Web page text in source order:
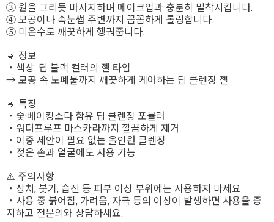
③ 원을 그리듯 마사지하며 메이크업과 충분히 밀착시킵니다.
④ 모공이나 속눈썹 주변까지 꼼꼼하게 롤링합니다.
⑤ 미온수로 깨끗하게 헹궈줍니다.
🔹 정보
・색상: 딥 블랙 컬러의 젤 타입
→ 모공 속 노폐물까지 깨끗하게 케어하는 딥 클렌징 젤
🔹 특징
・숯·베이킹소다 함유 딥 클렌징 포뮬러
・워터프루프 마스카라까지 깔끔하게 제거
・이중 세안이 필요 없는 올인원 클렌징
・젖은 손과 얼굴에도 사용 가능
⚠️ 주의사항
・상처, 붓기, 습진 등 피부 이상 부위에는 사용하지 마세요.
・사용 중 붉어짐, 가려움, 자극 등의 이상이 발생하면 사용을 중
지하고 전문의와 상담하세요.